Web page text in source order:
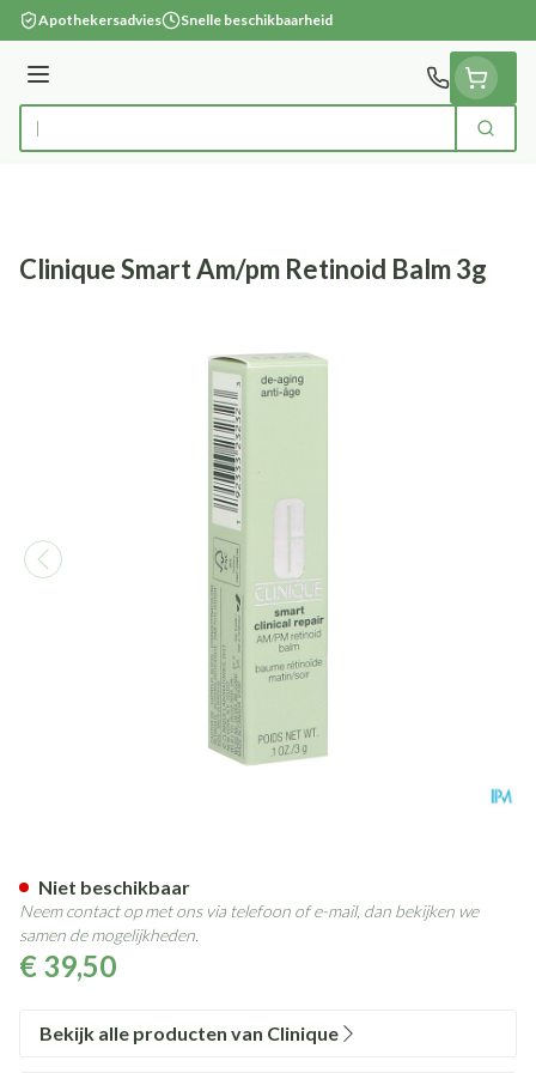
Ga naar de inhoud
Apothekersadvies Snelle beschikbaarheid
Menu
Product, merk, categorie... Zoek
Clinique Smart Am/pm Retinoid Balm 3g
€ 39,50
Niet beschikbaar
Neem contact op met ons via telefoon of e-mail, dan bekijken we
samen de mogelijkheden.
Bekijk alle producten van Clinique